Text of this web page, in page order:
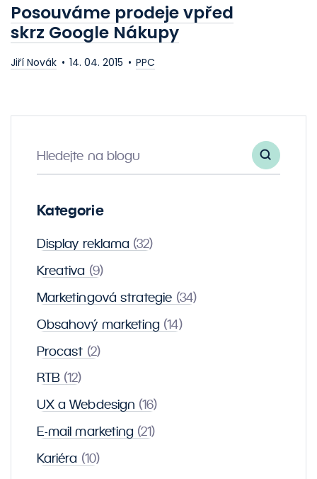
Posouváme prodeje vpřed
skrz Google Nákupy
Jiří Novák 14. 04. 2015 PPC
Hledejte na blogu
Kategorie
Display reklama (32)
Kreativa (9)
Marketingová strategie (34)
Obsahový marketing (14)
Procast (2)
RTB (12)
UX a Webdesign (16)
E-mail marketing (21)
Kariéra (10)